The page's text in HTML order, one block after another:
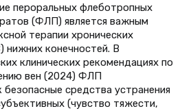
пероральных флеботропных
(ФЛП) является важным
терапии хронических
нижних конечностей. В
клинических рекомендациях по
вен (2024) ФЛП
средства устранения
(чувство тяжести,